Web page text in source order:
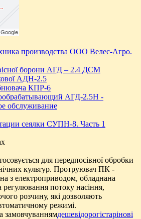
производства ООО Велес-Агро.
борони АГД – 2.4 ДСМ
АДН-2.5
КПР-6
АГД-2.5Н -
обслуживание
сеялки СУПН-8. Часть 1
для передпосівної обробки
культур. Протруювач ПК -
з електроприводом, обладнана
потоку насіння,
розчину, які дозволяють
режимі.
замовчуваннямдешевідорогістарінові